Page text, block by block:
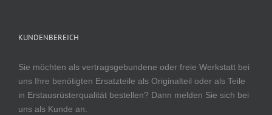
KUNDENBEREICH
Sie möchten als vertragsgebundene oder freie Werkstatt bei
uns Ihre benötigten Ersatzteile als Originalteil oder als Teile
in Erstausrüsterqualität bestellen? Dann melden Sie sich bei
uns als Kunde an.